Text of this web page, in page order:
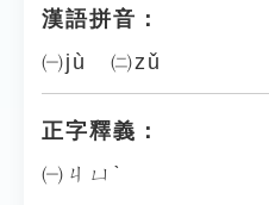
漢語拼音：
㈠jù ㈡zǔ
正字釋義：
㈠ㄐㄩˋ